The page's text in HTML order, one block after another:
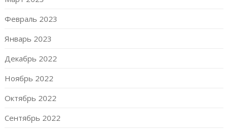
Февраль 2023
Январь 2023
Декабрь 2022
Ноябрь 2022
Октябрь 2022
Сентябрь 2022